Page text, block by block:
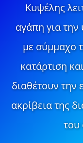
Κυψέλης
αγάπη για την
με σύμμαχο
κατάρτιση
διαθέτουν την
ακρίβεια της
του